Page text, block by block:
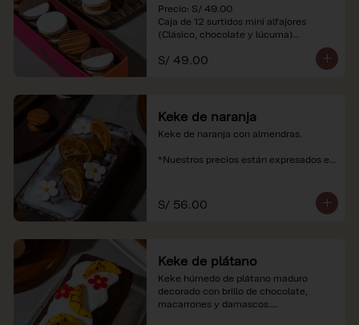
Precio: S/ 49.00
Caja de 12 surtidos mini alfajores
(Clásico, chocolate y lúcuma)
*Nuestros precios están expresados en
S/ 49.00
Keke de naranja
Keke de naranja con almendras.
*Nuestros precios están expresados en
S/ 56.00
Keke de plátano
Keke húmedo de plátano maduro
decorado con brillo de chocolate,
macarrones y damascos.